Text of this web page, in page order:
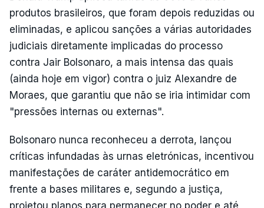
produtos brasileiros, que foram depois reduzidas ou
eliminadas, e aplicou sanções a várias autoridades
judiciais diretamente implicadas do processo
contra Jair Bolsonaro, a mais intensa das quais
(ainda hoje em vigor) contra o juiz Alexandre de
Moraes, que garantiu que não se iria intimidar com
"pressões internas ou externas".
Bolsonaro nunca reconheceu a derrota, lançou
críticas infundadas às urnas eletrónicas, incentivou
manifestações de caráter antidemocrático em
frente a bases militares e, segundo a justiça,
projetou planos para permanecer no poder e até